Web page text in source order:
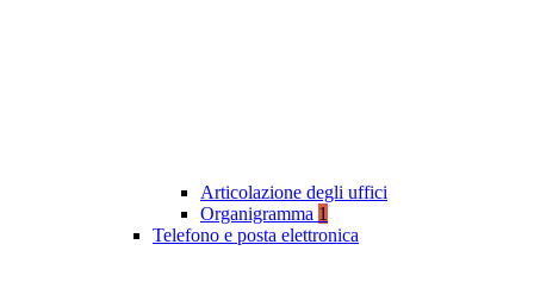
Articolazione degli uffici
Organigramma 1
Telefono e posta elettronica